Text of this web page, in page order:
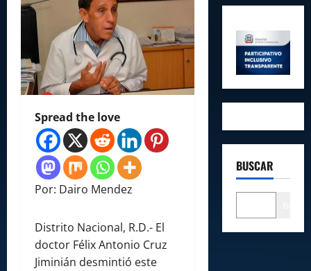
Spread the love
Por: Dairo Mendez
Distrito Nacional, R.D.- El
doctor Félix Antonio Cruz
Jiminián desmintió este
BUSCAR